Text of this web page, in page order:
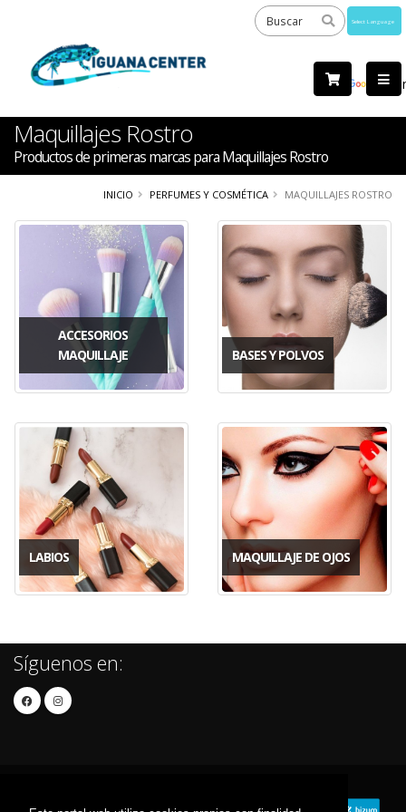
by
Maquillajes Rostro
Productos de primeras marcas para Maquillajes Rostro
INICIO PERFUMES Y COSMÉTICA MAQUILLAJES ROSTRO
ACCESORIOS
MAQUILLAJE
BASES Y POLVOS
LABIOS MAQUILLAJE DE OJOS
Síguenos en: